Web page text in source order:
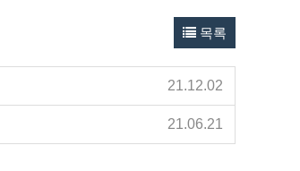
목록
21.12.02
21.06.21